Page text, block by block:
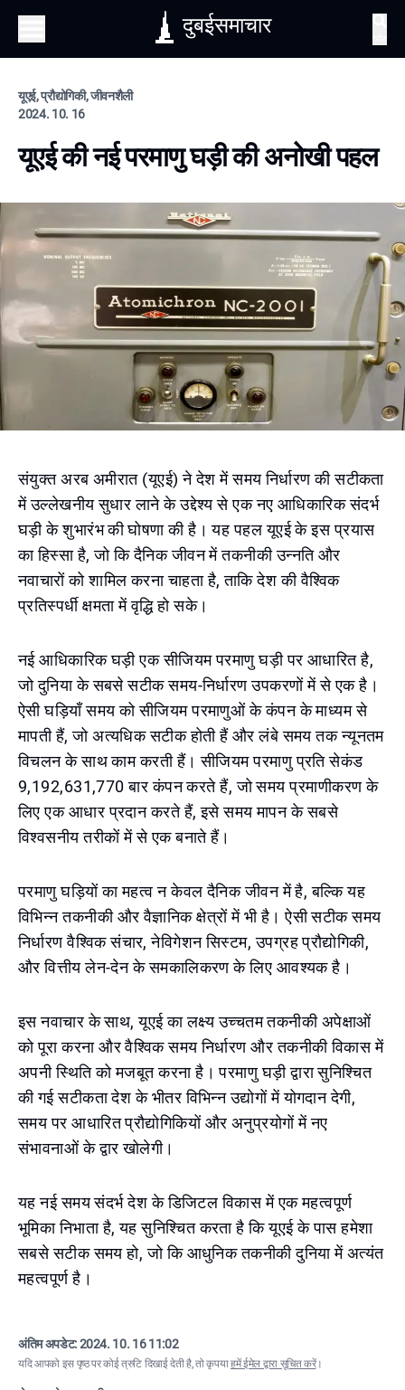
दुबईसमाचार
यूएई, प्रौद्योगिकी, जीवनशैली
2024. 10. 16
यूएई की नई परमाणु घड़ी की अनोखी पहल
संयुक्त अरब अमीरात (यूएई) ने देश में समय निर्धारण की सटीकता
में उल्लेखनीय सुधार लाने के उद्देश्य से एक नए आधिकारिक संदर्भ
घड़ी के शुभारंभ की घोषणा की है। यह पहल यूएई के इस प्रयास
का हिस्सा है, जो कि दैनिक जीवन में तकनीकी उन्नति और
नवाचारों को शामिल करना चाहता है, ताकि देश की वैश्विक
प्रतिस्पर्धी क्षमता में वृद्धि हो सके।
नई आधिकारिक घड़ी एक सीजियम परमाणु घड़ी पर आधारित है,
जो दुनिया के सबसे सटीक समय-निर्धारण उपकरणों में से एक है।
ऐसी घड़ियाँ समय को सीजियम परमाणुओं के कंपन के माध्यम से
मापती हैं, जो अत्यधिक सटीक होती हैं और लंबे समय तक न्यूनतम
विचलन के साथ काम करती हैं। सीजियम परमाणु प्रति सेकंड
9,192,631,770 बार कंपन करते हैं, जो समय प्रमाणीकरण के
लिए एक आधार प्रदान करते हैं, इसे समय मापन के सबसे
विश्वसनीय तरीकों में से एक बनाते हैं।
परमाणु घड़ियों का महत्व न केवल दैनिक जीवन में है, बल्कि यह
विभिन्न तकनीकी और वैज्ञानिक क्षेत्रों में भी है। ऐसी सटीक समय
निर्धारण वैश्विक संचार, नेविगेशन सिस्टम, उपग्रह प्रौद्योगिकी,
और वित्तीय लेन-देन के समकालिकरण के लिए आवश्यक है।
इस नवाचार के साथ, यूएई का लक्ष्य उच्चतम तकनीकी अपेक्षाओं
को पूरा करना और वैश्विक समय निर्धारण और तकनीकी विकास में
अपनी स्थिति को मजबूत करना है। परमाणु घड़ी द्वारा सुनिश्चित
की गई सटीकता देश के भीतर विभिन्न उद्योगों में योगदान देगी,
समय पर आधारित प्रौद्योगिकियों और अनुप्रयोगों में नए
संभावनाओं के द्वार खोलेगी।
यह नई समय संदर्भ देश के डिजिटल विकास में एक महत्वपूर्ण
भूमिका निभाता है, यह सुनिश्चित करता है कि यूएई के पास हमेशा
सबसे सटीक समय हो, जो कि आधुनिक तकनीकी दुनिया में अत्यंत
महत्वपूर्ण है।
अंतिम अपडेट:2024. 10. 16 11:02
यदि आपको इस पृष्ठ पर कोई त्रुटि दिखाई देती है, तो कृपयाहमें ईमेल द्वारा सूचित करें।